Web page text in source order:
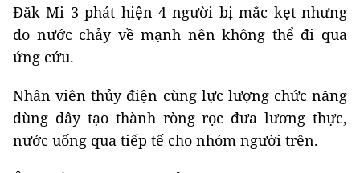
Đăk Mi 3 phát hiện 4 người bị mắc kẹt nhưng
do nước chảy về mạnh nên không thể đi qua
ứng cứu.
Nhân viên thủy điện cùng lực lượng chức năng
dùng dây tạo thành ròng rọc đưa lương thực,
nước uống qua tiếp tế cho nhóm người trên.